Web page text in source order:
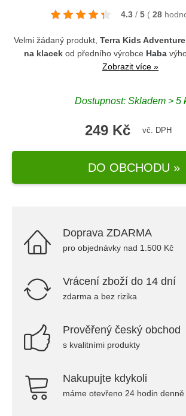
4.3 / 5 ( 28
Velmi žádaný produkt, Terra Kids
na klacek od předního výrobce Haba
Zobrazit více »
Dostupnost: Skladem > 5
249 Kč vč. DPH
DO OBCHODU »
Doprava ZDARMA
pro objednávky nad 1.500 Kč
Vrácení zboží do 14 dní
zdarma a bez rizika
Prověřený český obchod
s kvalitními produkty
Nakupujte kdykoli
máme otevřeno 24 hodin denně